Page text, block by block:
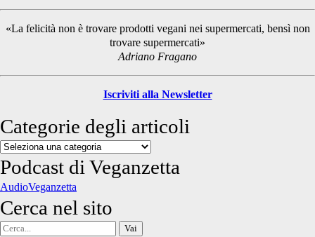
Sidebar
«La felicità non è trovare prodotti vegani nei supermercati, bensì non
trovare supermercati»
Adriano Fragano
Iscriviti alla Newsletter
Categorie degli articoli
Categorie
degli
articoli
Podcast di Veganzetta
AudioVeganzetta
Cerca nel sito
Cerca